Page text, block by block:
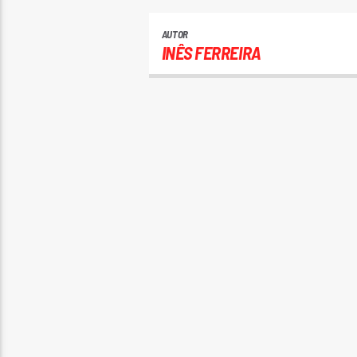
AUTOR
INÊS FERREIRA